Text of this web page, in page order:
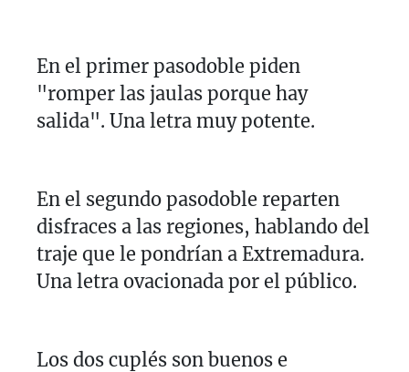
En el primer pasodoble piden
"romper las jaulas porque hay
salida". Una letra muy potente.
En el segundo pasodoble reparten
disfraces a las regiones, hablando del
traje que le pondrían a Extremadura.
Una letra ovacionada por el público.
Los dos cuplés son buenos e